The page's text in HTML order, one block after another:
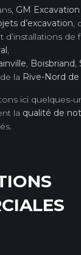
GM Excavation
d’excavation,
de
,
, Boisbriand,
la Rive-Nord
ici quelques-
la qualité de